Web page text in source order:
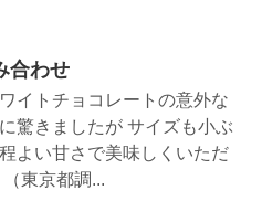
合わせ
イトチョコレートの意外な
驚きましたが サイズも小ぶ
よい甘さで美味しくいただ
東京都調...